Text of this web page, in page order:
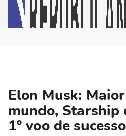
Elon Musk:
mundo, Starship
1º voo de sucesso